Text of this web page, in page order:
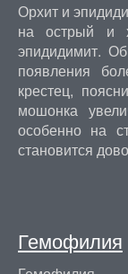
Орхит и
на острый и
эпидидимит.
появления
крестец,
мошонка
особенно на
становится
Гемофилия